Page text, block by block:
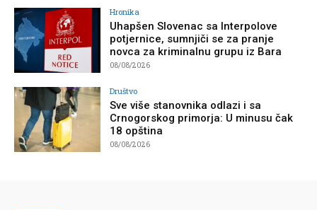
Hronika
Uhapšen Slovenac sa Interpolove
potjernice, sumnjiči se za pranje
novca za kriminalnu grupu iz Bara
08/08/2026
Društvo
Sve više stanovnika odlazi i sa
Crnogorskog primorja: U minusu čak
18 opština
08/08/2026